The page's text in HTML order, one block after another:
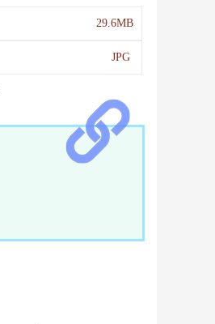
29.6MB
JPG